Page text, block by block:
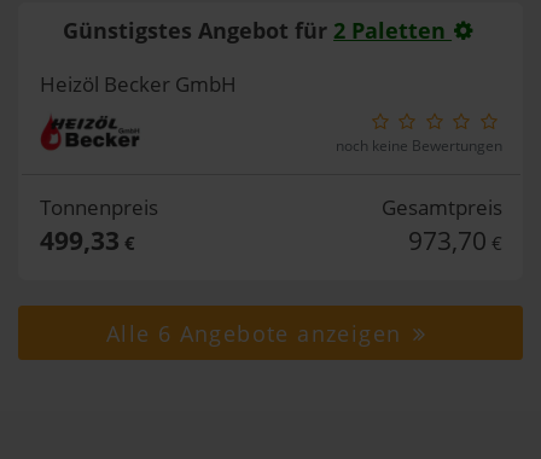
Günstigstes Angebot für 2 Paletten
Heizöl Becker GmbH
noch keine Bewertungen
Tonnenpreis
499,33 €
Gesamtpreis
973,70 €
Alle 6 Angebote anzeigen